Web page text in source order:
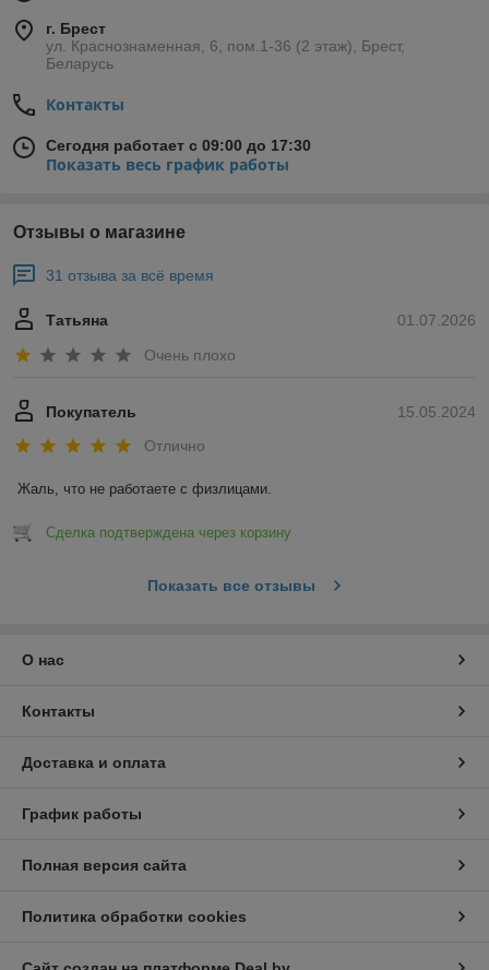
г. Брест
ул. Краснознаменная, 6, пом.1-36 (2 этаж), Брест,
Беларусь
Контакты
Сегодня работает с 09:00 до 17:30
Показать весь график работы
Отзывы о магазине
31 отзыва за всё время
01.07.2026
Татьяна
Очень плохо
15.05.2024
Покупатель
Отлично
Жаль, что не работаете с физлицами.
Сделка подтверждена через корзину
Показать все отзывы
О нас
Контакты
Доставка и оплата
График работы
Полная версия сайта
Политика обработки cookies